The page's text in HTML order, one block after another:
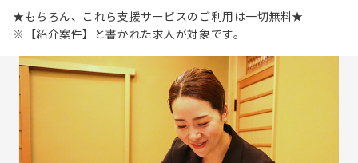
★もちろん、これら支援サービスのご利用は一切無料★
※【紹介案件】と書かれた求人が対象です。